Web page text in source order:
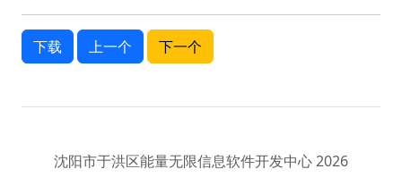
下载 上一个 下一个
沈阳市于洪区能量无限信息软件开发中心 2026